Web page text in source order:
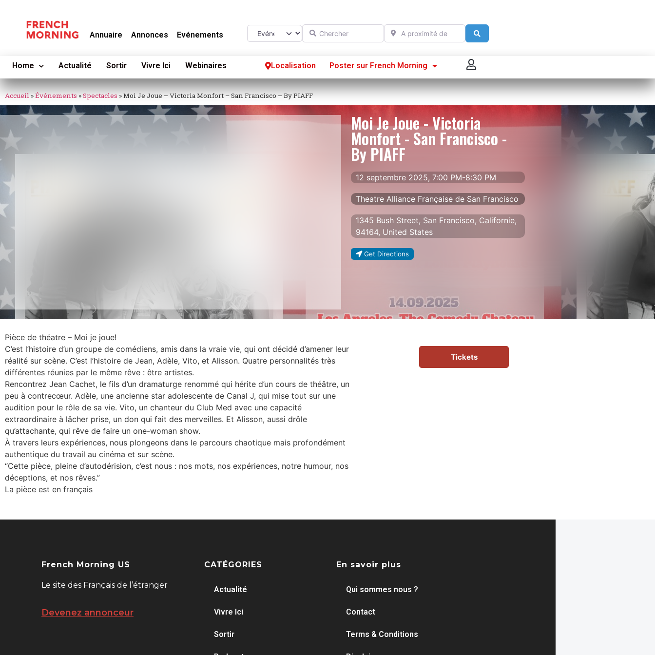
Annuaire Annonces Evénements
Select search typeChercher A proximité de
Home Actualité Sortir Vivre Ici Webinaires Localisation Poster sur French Morning
Se connecter
S’enregistrer
Poster sur French Morning
Accueil »Événements »Spectacles »Moi Je Joue – Victoria Monfort – San Francisco – By PIAFF
Moi Je Joue - Victoria
Monfort - San Francisco -
By PIAFF
12 septembre 2025, 7:00 PM-8:30 PM
Theatre Alliance Française de San Francisco
1345 Bush Street, San Francisco, Californie,
94164, United States
Get Directions
Pièce de théatre – Moi je joue!
C’est l’histoire d’un groupe de comédiens, amis dans la vraie vie, qui ont décidé d’amener leur
réalité sur scène. C’est l’histoire de Jean, Adèle, Vito, et Alisson. Quatre personnalités très
différentes réunies par le même rêve : être artistes.
Rencontrez Jean Cachet, le fils d’un dramaturge renommé qui hérite d’un cours de théâtre, un
peu à contrecœur. Adèle, une ancienne star adolescente de Canal J, qui mise tout sur une
audition pour le rôle de sa vie. Vito, un chanteur du Club Med avec une capacité
extraordinaire à lâcher prise, un don qui fait des merveilles. Et Alisson, aussi drôle
qu’attachante, qui rêve de faire un one-woman show.
À travers leurs expériences, nous plongeons dans le parcours chaotique mais profondément
authentique du travail au cinéma et sur scène.
“Cette pièce, pleine d’autodérision, c’est nous : nos mots, nos expériences, notre humour, nos
déceptions, et nos rêves.”
La pièce est en français
Tickets
French Morning US
Le site des Français de l’étranger
Devenez annonceur
CATÉGORIES
Actualité
Vivre Ici
Sortir
En savoir plus
Qui sommes nous ?
Contact
Terms & Conditions